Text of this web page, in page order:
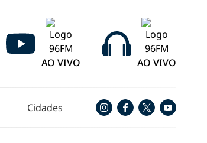
AO VIVO
AO VIVO
Cidades